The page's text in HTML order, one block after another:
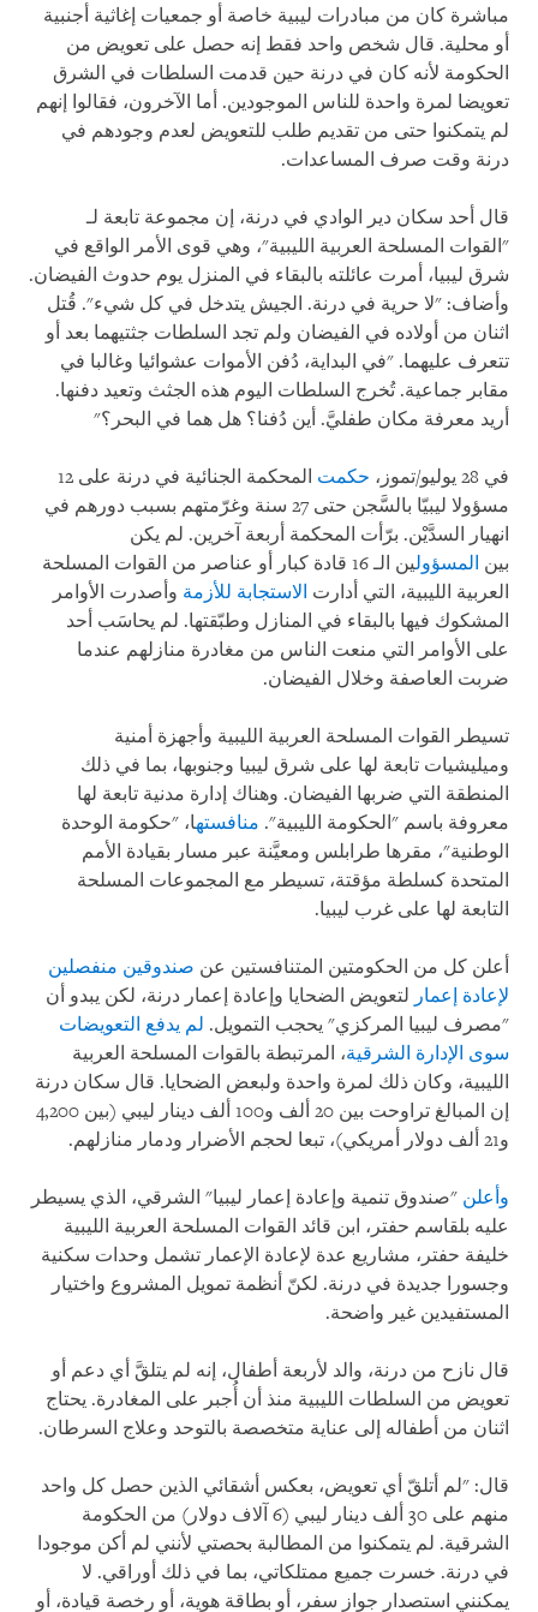
مباشرة كان من مبادرات ليبية خاصة أو جمعيات إغاثية أجنبية
أو محلية. قال شخص واحد فقط إنه حصل على تعويض من
الحكومة لأنه كان في درنة حين قدمت السلطات في الشرق
تعويضا لمرة واحدة للناس الموجودين. أما الآخرون، فقالوا إنهم
لم يتمكنوا حتى من تقديم طلب للتعويض لعدم وجودهم في
درنة وقت صرف المساعدات.
قال أحد سكان دير الوادي في درنة، إن مجموعة تابعة لـ
"القوات المسلحة العربية الليبية"، وهي قوى الأمر الواقع في
شرق ليبيا، أمرت عائلته بالبقاء في المنزل يوم حدوث الفيضان.
وأضاف: "لا حرية في درنة. الجيش يتدخل في كل شيء". قُتل
اثنان من أولاده في الفيضان ولم تجد السلطات جثتيهما بعد أو
تتعرف عليهما. "في البداية، دُفن الأموات عشوائيا وغالبا في
مقابر جماعية. تُخرج السلطات اليوم هذه الجثث وتعيد دفنها.
أريد معرفة مكان طفليَّ. أين دُفنا؟ هل هما في البحر؟"
في 28 يوليو/تموز، حكمت
المحكمة الجنائية في درنة على 12
مسؤولا ليبيّا بالسَّجن حتى 27 سنة وغرّمتهم بسبب دورهم في
انهيار السدَّيْن. برّأت المحكمة أربعة آخرين. لم يكن
بين المسؤول
ين الـ 16 قادة كبار أو عناصر من القوات المسلحة
العربية الليبية، التي أدارت الاستجابة للأزمة وأصدرت الأوامر
المشكوك فيها بالبقاء في المنازل وطبّقتها. لم يحاسَب أحد
على الأوامر التي منعت الناس من مغادرة منازلهم عندما
ضربت العاصفة وخلال الفيضان.
تسيطر القوات المسلحة العربية الليبية وأجهزة أمنية
وميليشيات تابعة لها على شرق ليبيا وجنوبها، بما في ذلك
المنطقة التي ضربها الفيضان. وهناك إدارة مدنية تابعة لها
معروفة باسم "الحكومة الليبية". منافستها، "حكومة الوحدة
الوطنية"، مقرها طرابلس ومعيَّنة عبر مسار بقيادة الأمم
المتحدة كسلطة مؤقتة، تسيطر مع المجموعات المسلحة
التابعة لها على غرب ليبيا.
أعلن كل من الحكومتين المتنافستين عن صندوقين منفصلين
لإعادة إعمار لتعويض الضحايا وإعادة إعمار درنة، لكن يبدو أن
"مصرف ليبيا المركزي" يحجب التمويل. لم يدفع التعويضات
سوى الإدارة الشرقية، المرتبطة بالقوات المسلحة العربية
الليبية، وكان ذلك لمرة واحدة ولبعض الضحايا. قال سكان درنة
إن المبالغ تراوحت بين 20 ألف و100 ألف دينار ليبي (بين 4,200
و21 ألف دولار أمريكي)، تبعا لحجم الأضرار ودمار منازلهم.
وأعلن "صندوق تنمية وإعادة إعمار ليبيا" الشرقي، الذي يسيطر
عليه بلقاسم حفتر، ابن قائد القوات المسلحة العربية الليبية
خليفة حفتر، مشاريع عدة لإعادة الإعمار تشمل وحدات سكنية
وجسورا جديدة في درنة. لكنّ أنظمة تمويل المشروع واختيار
المستفيدين غير واضحة.
قال نازح من درنة، والد لأربعة أطفال، إنه لم يتلقَّ أي دعم أو
تعويض من السلطات الليبية منذ أن أُجبر على المغادرة. يحتاج
اثنان من أطفاله إلى عناية متخصصة بالتوحد وعلاج السرطان.
قال: "لم أتلقّ أي تعويض، بعكس أشقائي الذين حصل كل واحد
منهم على 30 ألف دينار ليبي (6 آلاف دولار) من الحكومة
الشرقية. لم يتمكنوا من المطالبة بحصتي لأنني لم أكن موجودا
في درنة. خسرت جميع ممتلكاتي، بما في ذلك أوراقي. لا
يمكنني استصدار جواز سفر، أو بطاقة هوية، أو رخصة قيادة، أو